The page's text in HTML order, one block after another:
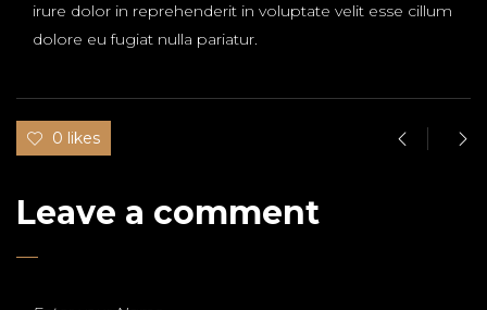
irure dolor in reprehenderit in voluptate velit esse cillum
dolore eu fugiat nulla pariatur.
0 likes
Leave a comment